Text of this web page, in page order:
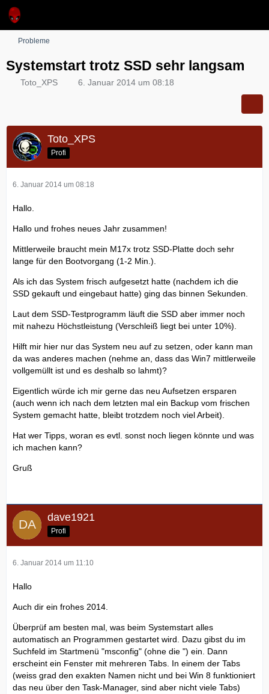
Probleme
Systemstart trotz SSD sehr langsam
Toto_XPS 6. Januar 2014 um 08:18
Toto_XPS
Profi
6. Januar 2014 um 08:18
Hallo.
Hallo und frohes neues Jahr zusammen!
Mittlerweile braucht mein M17x trotz SSD-Platte doch sehr
lange für den Bootvorgang (1-2 Min.).
Als ich das System frisch aufgesetzt hatte (nachdem ich die
SSD gekauft und eingebaut hatte) ging das binnen Sekunden.
Laut dem SSD-Testprogramm läuft die SSD aber immer noch
mit nahezu Höchstleistung (Verschleiß liegt bei unter 10%).
Hilft mir hier nur das System neu auf zu setzen, oder kann man
da was anderes machen (nehme an, dass das Win7 mittlerweile
vollgemüllt ist und es deshalb so lahmt)?
Eigentlich würde ich mir gerne das neu Aufsetzen ersparen
(auch wenn ich nach dem letzten mal ein Backup vom frischen
System gemacht hatte, bleibt trotzdem noch viel Arbeit).
Hat wer Tipps, woran es evtl. sonst noch liegen könnte und was
ich machen kann?
Gruß
dave1921
Profi
6. Januar 2014 um 11:10
Hallo
Auch dir ein frohes 2014.
Überprüf am besten mal, was beim Systemstart alles
automatisch an Programmen gestartet wird. Dazu gibst du im
Suchfeld im Startmenü "msconfig" (ohne die ") ein. Dann
erscheint ein Fenster mit mehreren Tabs. In einem der Tabs
(weiss grad den exakten Namen nicht und bei Win 8 funktioniert
das neu über den Task-Manager, sind aber nicht viele Tabs)